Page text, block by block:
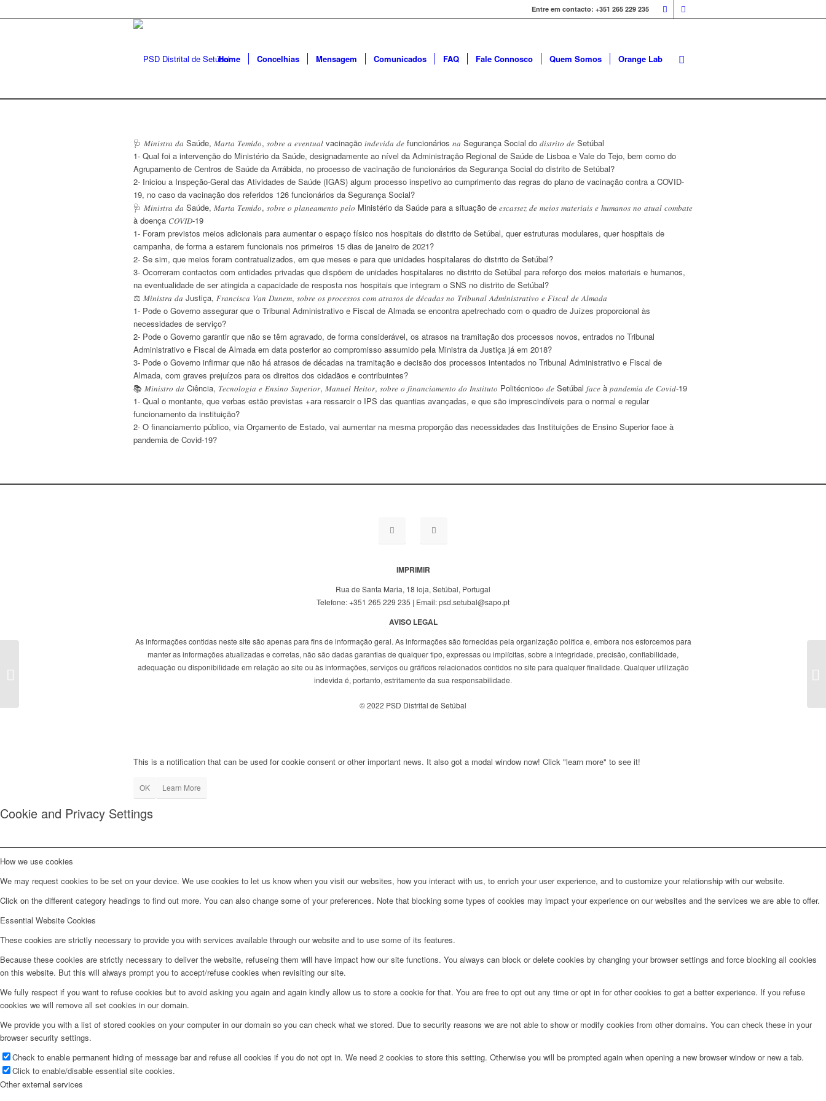
Entre em contacto: +351 265 229 235
Home Concelhias Mensagem Comunicados FAQ Fale Connosco Quem Somos Orange Lab
🩺 𝑀𝑖𝑛𝑖𝑠𝑡𝑟𝑎 𝑑𝑎 Saúde, 𝑀𝑎𝑟𝑡𝑎 𝑇𝑒𝑚𝑖𝑑𝑜, 𝑠𝑜𝑏𝑟𝑒 𝑎 𝑒𝑣𝑒𝑛𝑡𝑢𝑎𝑙 vacinação 𝑖𝑛𝑑𝑒𝑣𝑖𝑑𝑎 𝑑𝑒 funcionários 𝑛𝑎 Segurança Social do 𝑑𝑖𝑠𝑡𝑟𝑖𝑡𝑜 𝑑𝑒 Setúbal
1- Qual foi a intervenção do Ministério da Saúde, designadamente ao nível da Administração Regional de Saúde de Lisboa e Vale do Tejo, bem como do
Agrupamento de Centros de Saúde da Arrábida, no processo de vacinação de funcionários da Segurança Social do distrito de Setúbal?
2- Iniciou a Inspeção-Geral das Atividades de Saúde (IGAS) algum processo inspetivo ao cumprimento das regras do plano de vacinação contra a COVID-
19, no caso da vacinação dos referidos 126 funcionários da Segurança Social?
🩺 𝑀𝑖𝑛𝑖𝑠𝑡𝑟𝑎 𝑑𝑎 Saúde, 𝑀𝑎𝑟𝑡𝑎 𝑇𝑒𝑚𝑖𝑑𝑜, 𝑠𝑜𝑏𝑟𝑒 𝑜 𝑝𝑙𝑎𝑛𝑒𝑎𝑚𝑒𝑛𝑡𝑜 𝑝𝑒𝑙𝑜 Ministério da Saúde para a situação de 𝑒𝑠𝑐𝑎𝑠𝑠𝑒𝑧 𝑑𝑒 𝑚𝑒𝑖𝑜𝑠 𝑚𝑎𝑡𝑒𝑟𝑖𝑎𝑖𝑠 𝑒 ℎ𝑢𝑚𝑎𝑛𝑜𝑠 𝑛𝑜 𝑎𝑡𝑢𝑎𝑙 𝑐𝑜𝑚𝑏𝑎𝑡𝑒
à doença 𝐶𝑂𝑉𝐼𝐷-19
1- Foram previstos meios adicionais para aumentar o espaço físico nos hospitais do distrito de Setúbal, quer estruturas modulares, quer hospitais de
campanha, de forma a estarem funcionais nos primeiros 15 dias de janeiro de 2021?
2- Se sim, que meios foram contratualizados, em que meses e para que unidades hospitalares do distrito de Setúbal?
3- Ocorreram contactos com entidades privadas que dispõem de unidades hospitalares no distrito de Setúbal para reforço dos meios materiais e humanos,
na eventualidade de ser atingida a capacidade de resposta nos hospitais que integram o SNS no distrito de Setúbal?
⚖️ 𝑀𝑖𝑛𝑖𝑠𝑡𝑟𝑎 𝑑𝑎 Justiça, 𝐹𝑟𝑎𝑛𝑐𝑖𝑠𝑐𝑎 𝑉𝑎𝑛 𝐷𝑢𝑛𝑒𝑚, 𝑠𝑜𝑏𝑟𝑒 𝑜𝑠 𝑝𝑟𝑜𝑐𝑒𝑠𝑠𝑜𝑠 𝑐𝑜𝑚 𝑎𝑡𝑟𝑎𝑠𝑜𝑠 𝑑𝑒 𝑑𝑒́𝑐𝑎𝑑𝑎𝑠 𝑛𝑜 𝑇𝑟𝑖𝑏𝑢𝑛𝑎𝑙 𝐴𝑑𝑚𝑖𝑛𝑖𝑠𝑡𝑟𝑎𝑡𝑖𝑣𝑜 𝑒 𝐹𝑖𝑠𝑐𝑎𝑙 𝑑𝑒 𝐴𝑙𝑚𝑎𝑑𝑎
1- Pode o Governo assegurar que o Tribunal Administrativo e Fiscal de Almada se encontra apetrechado com o quadro de Juízes proporcional às
necessidades de serviço?
2- Pode o Governo garantir que não se têm agravado, de forma considerável, os atrasos na tramitação dos processos novos, entrados no Tribunal
Administrativo e Fiscal de Almada em data posterior ao compromisso assumido pela Ministra da Justiça já em 2018?
3- Pode o Governo infirmar que não há atrasos de décadas na tramitação e decisão dos processos intentados no Tribunal Administrativo e Fiscal de
Almada, com graves prejuízos para os direitos dos cidadãos e contribuintes?
📚 𝑀𝑖𝑛𝑖𝑠𝑡𝑟𝑜 𝑑𝑎 Ciência, 𝑇𝑒𝑐𝑛𝑜𝑙𝑜𝑔𝑖𝑎 𝑒 𝐸𝑛𝑠𝑖𝑛𝑜 𝑆𝑢𝑝𝑒𝑟𝑖𝑜𝑟, 𝑀𝑎𝑛𝑢𝑒𝑙 𝐻𝑒𝑖𝑡𝑜𝑟, 𝑠𝑜𝑏𝑟𝑒 𝑜 𝑓𝑖𝑛𝑎𝑛𝑐𝑖𝑎𝑚𝑒𝑛𝑡𝑜 𝑑𝑜 𝐼𝑛𝑠𝑡𝑖𝑡𝑢𝑡𝑜 Politécnico𝑜 𝑑𝑒 Setúbal 𝑓𝑎𝑐𝑒 à 𝑝𝑎𝑛𝑑𝑒𝑚𝑖𝑎 𝑑𝑒 𝐶𝑜𝑣𝑖𝑑-19
1- Qual o montante, que verbas estão previstas +ara ressarcir o IPS das quantias avançadas, e que são imprescindíveis para o normal e regular
funcionamento da instituição?
2- O financiamento público, via Orçamento de Estado, vai aumentar na mesma proporção das necessidades das Instituições de Ensino Superior face à
pandemia de Covid-19?
IMPRIMIR
Rua de Santa Maria, 18 loja, Setúbal, Portugal
Telefone: +351 265 229 235 | Email: psd.setubal@sapo.pt
AVISO LEGAL
As informações contidas neste site são apenas para fins de informação geral. As informações são fornecidas pela organização política e, embora nos esforcemos para
manter as informações atualizadas e corretas, não são dadas garantias de qualquer tipo, expressas ou implícitas, sobre a integridade, precisão, confiabilidade,
adequação ou disponibilidade em relação ao site ou às informações, serviços ou gráficos relacionados contidos no site para qualquer finalidade. Qualquer utilização
indevida é, portanto, estritamente da sua responsabilidade.
© 2022 PSD Distrital de Setúbal
This is a notification that can be used for cookie consent or other important news. It also got a modal window now! Click "learn more" to see it!
OK Learn More
Cookie and Privacy Settings
How we use cookies
We may request cookies to be set on your device. We use cookies to let us know when you visit our websites, how you interact with us, to enrich your user experience, and to customize your relationship with our website.
Click on the different category headings to find out more. You can also change some of your preferences. Note that blocking some types of cookies may impact your experience on our websites and the services we are able to offer.
Essential Website Cookies
These cookies are strictly necessary to provide you with services available through our website and to use some of its features.
Because these cookies are strictly necessary to deliver the website, refuseing them will have impact how our site functions. You always can block or delete cookies by changing your browser settings and force blocking all cookies
on this website. But this will always prompt you to accept/refuse cookies when revisiting our site.
We fully respect if you want to refuse cookies but to avoid asking you again and again kindly allow us to store a cookie for that. You are free to opt out any time or opt in for other cookies to get a better experience. If you refuse
cookies we will remove all set cookies in our domain.
We provide you with a list of stored cookies on your computer in our domain so you can check what we stored. Due to security reasons we are not able to show or modify cookies from other domains. You can check these in your
browser security settings.
Check to enable permanent hiding of message bar and refuse all cookies if you do not opt in. We need 2 cookies to store this setting. Otherwise you will be prompted again when opening a new browser window or new a tab.
Click to enable/disable essential site cookies.
Other external services